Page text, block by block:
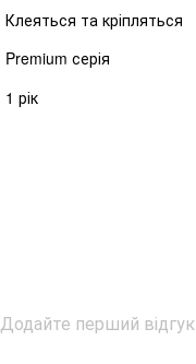
Клеяться та кріпляться
Premium серія
1 рік
Додайте перший відгук